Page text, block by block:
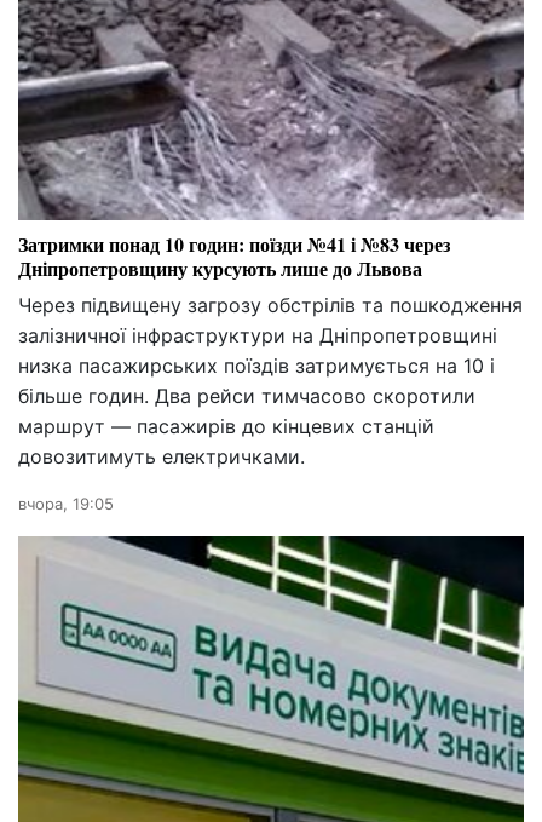
Затримки понад 10 годин: поїзди №41 і №83 через
Дніпропетровщину курсують лише до Львова
Через підвищену загрозу обстрілів та пошкодження
залізничної інфраструктури на Дніпропетровщині
низка пасажирських поїздів затримується на 10 і
більше годин. Два рейси тимчасово скоротили
маршрут — пасажирів до кінцевих станцій
довозитимуть електричками.
вчора, 19:05